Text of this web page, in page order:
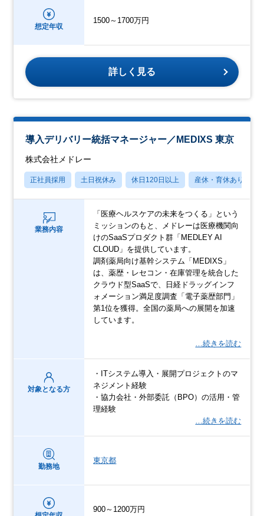
想定年収
1500～1700万円
詳しく見る
導入デリバリー統括マネージャー／MEDIXS 東京
株式会社メドレー
正社員採用 土日祝休み 休日120日以上 産休・育休あり
業務内容
「医療ヘルスケアの未来をつくる」という
ミッションのもと、メドレーは医療機関向
けのSaaSプロダクト群「MEDLEY AI
CLOUD」を提供しています。
調剤薬局向け基幹システム「MEDIXS」
は、薬歴・レセコン・在庫管理を統合した
クラウド型SaaSで、日経ドラッグインフ
ォメーション満足度調査「電子薬歴部門」
第1位を獲得。全国の薬局への展開を加速
しています。
…続きを読む
対象となる方
・ITシステム導入・展開プロジェクトのマ
ネジメント経験
・協力会社・外部委託（BPO）の活用・管
理経験
…続きを読む
勤務地
東京都
900～1200万円